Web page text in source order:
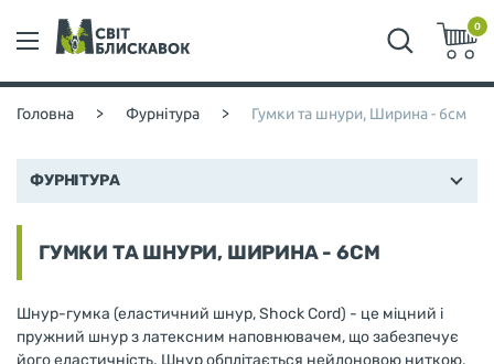
0
Головна > Фурнітура > Гумки та шнури, Ширина - 6см
ФУРНІТУРА
ГУМКИ ТА ШНУРИ, ШИРИНА - 6СМ
Шнур-гумка (еластичний шнур, Shock Cord) - це міцний і
пружний шнур з латексним наповнювачем, що забезпечує
його еластичність. Шнур обплітається нейлоновою ниткою,